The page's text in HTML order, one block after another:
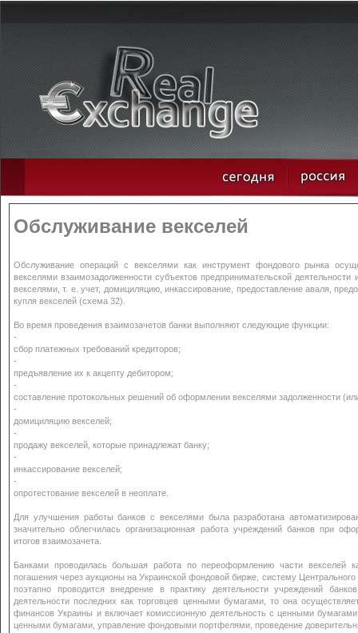
Обслуживание векселей
Обслуживание операций с векселями как инструмент фондового рынка
векселями взаимозадолженности субъектов предпринимательской
векселями, т. е. учет, домициляцию, инкассирование, предоставление аваля,
купля векселей (схема 32).
Во время проведения взаимозачетов банки выполняют следующие функции:
-
сбор платежных требований кредиторов;
-
предъявление их к акцепту дебитором;
-
составление протокольных решений об оформлении векселями задолженности
-
домициляцию векселей;
-
продажу векселей, которые принадлежат банку;
-
инкассирование векселей;
-
опротестование векселей в неоплате.
Для улучшения работы банков с векселями была разработана
значительно облегчилась организационная работа учреждений банков при
итогов взаимозачета.
Банками проводилась большая работа по переоформлению части векселей
погашения через аукционы на Украинской фондовой бирже, систему
поэтапно проводится внедрение в практику деятельности учреждений
деятельности последних как торговцев ценными бумагами, то она
финансов Украины и включает комиссионную деятельность с ценными
ценными бумагами, управление фондовыми портфелями, проведение